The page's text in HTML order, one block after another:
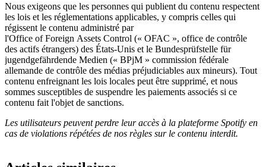
Nous exigeons que les personnes qui publient du contenu respectent
les lois et l​es réglementations applicables, y compris celles qui
régissent le contenu administré par
l'Office of Foreign Assets Control (« OFAC », office de contrôle
des actifs étrangers) des États-Unis et le Bundesprüfstelle für
jugendgefährdende Medien (« BPjM » commission fédérale
allemande de contrôle des médias préjudiciables aux mineurs). Tout
contenu enfreignant les lois locales peut être supprimé, et nous
sommes susceptibles de suspendre les paiements associés si ce
contenu fait l'objet de sanctions.
Les utilisateurs peuvent perdre leur accès à la plateforme Spotify en
cas de violations répétées de nos règles sur le contenu interdit.